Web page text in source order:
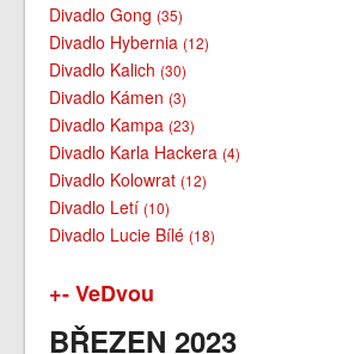
Divadlo Gong(35)
Divadlo Hybernia(12)
Divadlo Kalich(30)
Divadlo Kámen(3)
Divadlo Kampa(23)
Divadlo Karla Hackera(4)
Divadlo Kolowrat(12)
Divadlo Letí(10)
Divadlo Lucie Bílé(18)
+- VeDvou
BŘEZEN 2023